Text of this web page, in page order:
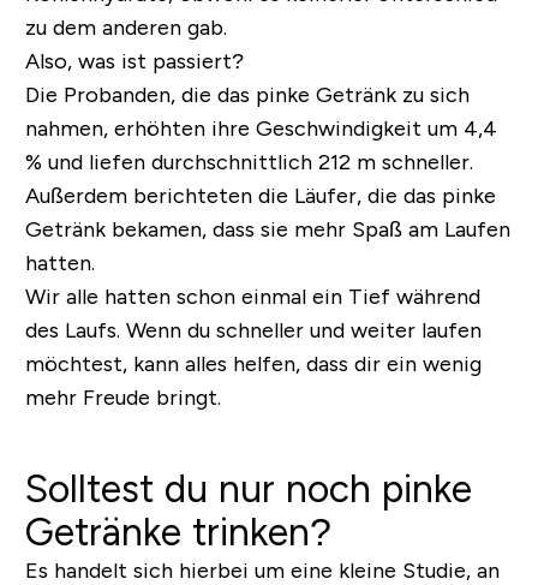
zu dem anderen gab.
Also, was ist passiert?
Die Probanden, die das pinke Getränk zu sich
nahmen, erhöhten ihre Geschwindigkeit um 4,4
% und liefen durchschnittlich 212 m schneller.
Außerdem berichteten die Läufer, die das pinke
Getränk bekamen, dass sie mehr Spaß am Laufen
hatten.
Wir alle hatten schon einmal ein Tief während
des Laufs. Wenn du schneller und weiter laufen
möchtest, kann alles helfen, dass dir ein wenig
mehr Freude bringt.
Solltest du nur noch pinke
Getränke trinken?
Es handelt sich hierbei um eine kleine Studie, an